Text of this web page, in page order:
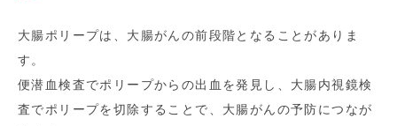
大腸ポリープは、大腸がんの前段階となることがありま
す。
便潜血検査でポリープからの出血を発見し、大腸内視鏡検
査でポリープを切除することで、大腸がんの予防につなが